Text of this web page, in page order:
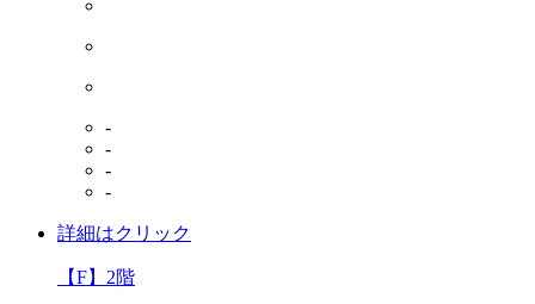
-
-
-
-
詳細はクリック
【F】2階